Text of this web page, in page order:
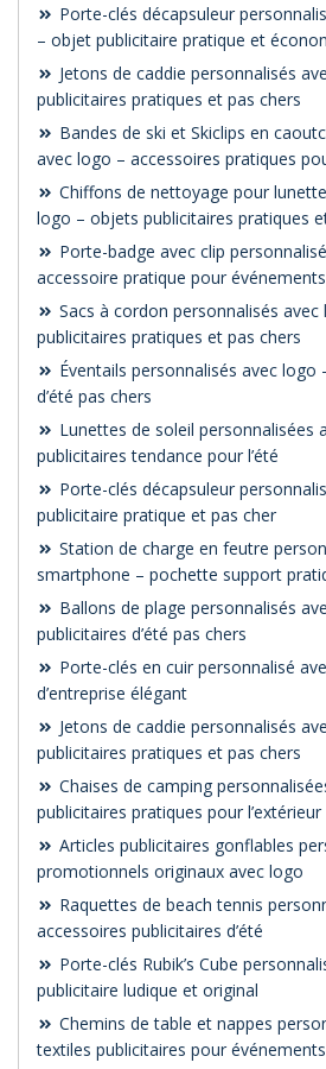
Porte-clés décapsuleur
– objet publicitaire pratique et
Jetons de caddie personnalisés
publicitaires pratiques et pas chers
Bandes de ski et Skiclips en
avec logo – accessoires pratiques
Chiffons de nettoyage pour
logo – objets publicitaires pratiques
Porte-badge avec clip
accessoire pratique pour
Sacs à cordon personnalisés
publicitaires pratiques et pas chers
Éventails personnalisés avec logo
d’été pas chers
Lunettes de soleil personnalisées
publicitaires tendance pour l’été
Porte-clés décapsuleur
publicitaire pratique et pas cher
Station de charge en feutre
smartphone – pochette support
Ballons de plage personnalisés
publicitaires d’été pas chers
Porte-clés en cuir personnalisé
d’entreprise élégant
Jetons de caddie personnalisés
publicitaires pratiques et pas chers
Chaises de camping
publicitaires pratiques pour l’extérieur
Articles publicitaires gonflables
promotionnels originaux avec logo
Raquettes de beach tennis
accessoires publicitaires d’été
Porte-clés Rubik’s Cube
publicitaire ludique et original
Chemins de table et nappes
textiles publicitaires pour événements